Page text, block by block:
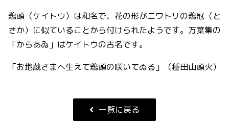
鶏頭（ケイトウ）は和名で、花の形がニワトリの鶏冠（と
さか）に似ていることから付けられたようです。万葉集の
「からあゐ」はケイトウの古名です。
「お地蔵さまへ生えて鶏頭の咲いてゐる」（種田山頭火）
一覧に戻る